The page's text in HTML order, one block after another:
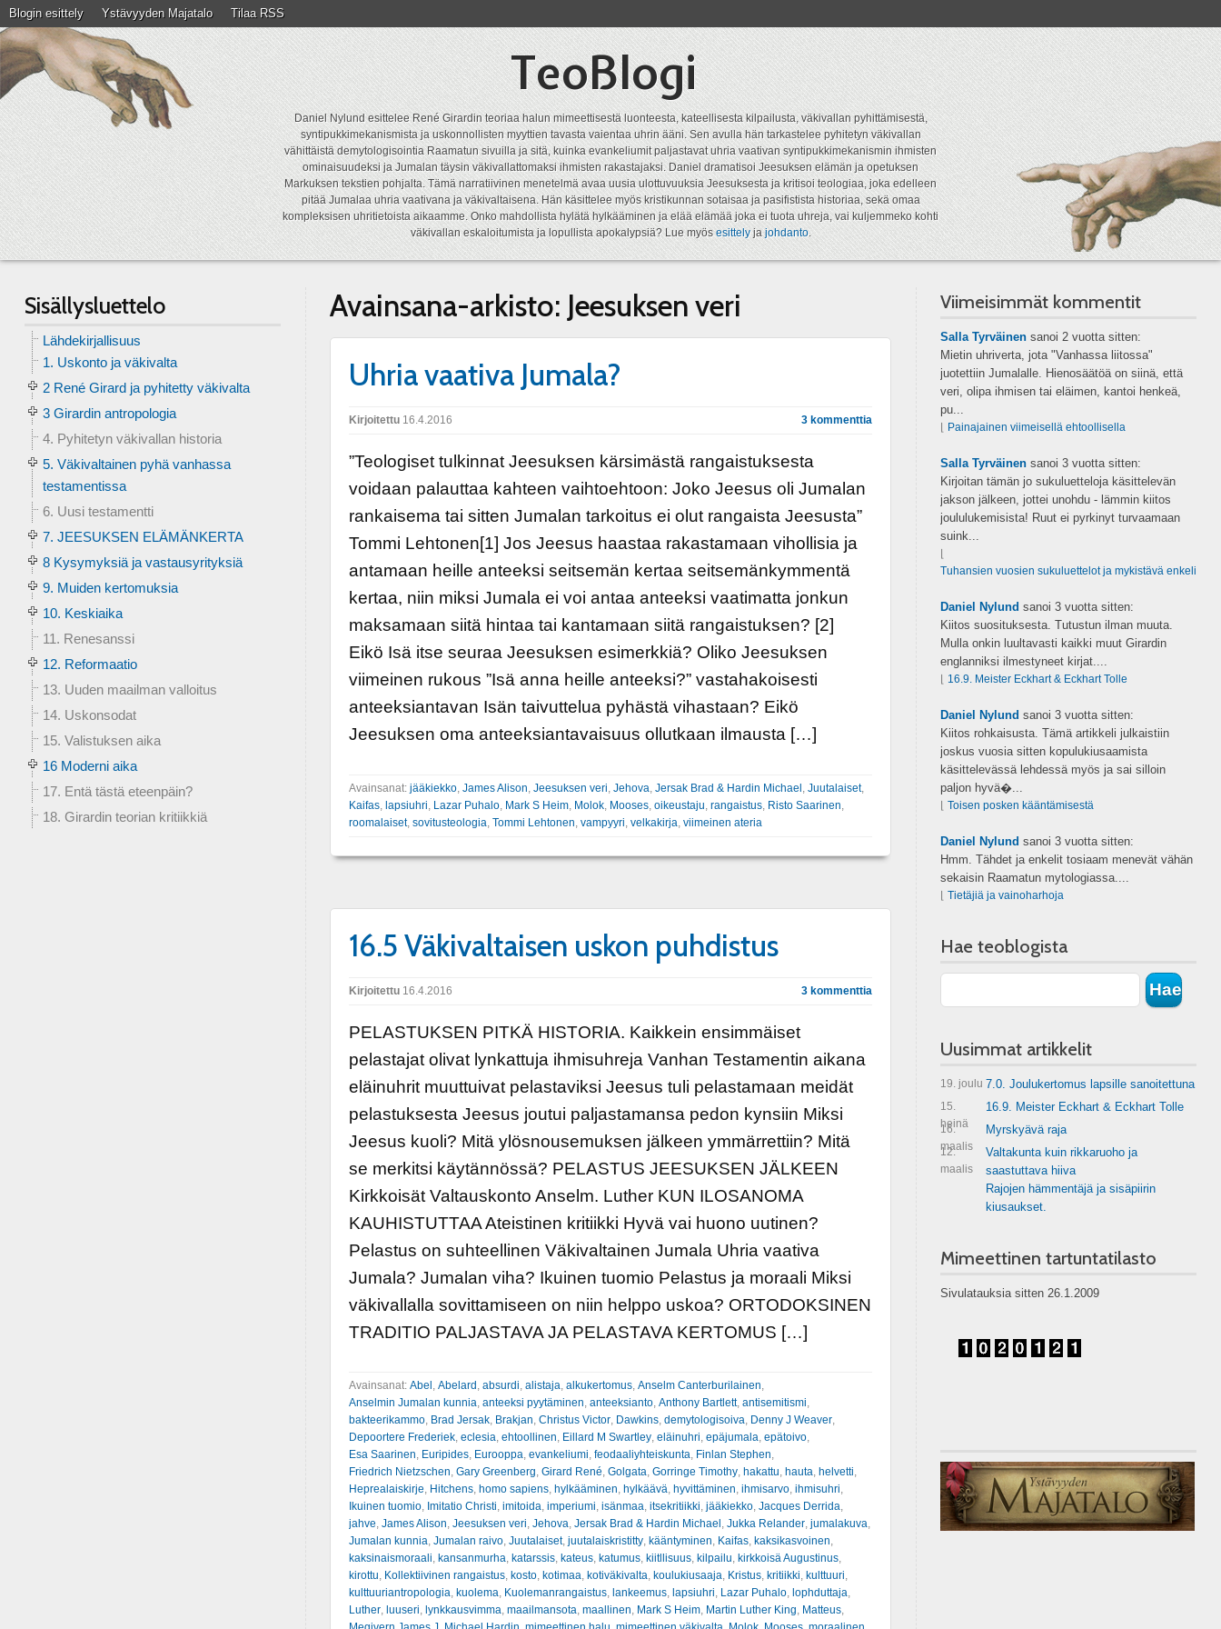
Blogin esittely Ystävyyden Majatalo Tilaa RSS
TeoBlogi
Daniel Nylund esittelee René Girardin teoriaa halun mimeettisestä luonteesta, kateellisesta kilpailusta, väkivallan pyhittämisestä,
syntipukkimekanismista ja uskonnollisten myyttien tavasta vaientaa uhrin ääni. Sen avulla hän tarkastelee pyhitetyn väkivallan
vähittäistä demytologisointia Raamatun sivuilla ja sitä, kuinka evankeliumit paljastavat uhria vaativan syntipukkimekanismin ihmisten
ominaisuudeksi ja Jumalan täysin väkivallattomaksi ihmisten rakastajaksi. Daniel dramatisoi Jeesuksen elämän ja opetuksen
Markuksen tekstien pohjalta. Tämä narratiivinen menetelmä avaa uusia ulottuvuuksia Jeesuksesta ja kritisoi teologiaa, joka edelleen
pitää Jumalaa uhria vaativana ja väkivaltaisena. Hän käsittelee myös kristikunnan sotaisaa ja pasifistista historiaa, sekä omaa
kompleksisen uhritietoista aikaamme. Onko mahdollista hylätä hylkääminen ja elää elämää joka ei tuota uhreja, vai kuljemmeko kohti
väkivallan eskaloitumista ja lopullista apokalypsiä? Lue myösesittelyjajohdanto.
Avainsana-arkisto: Jeesuksen veri
Uhria vaativa Jumala?
Kirjoitettu16.4.2016 3 kommenttia
”Teologiset tulkinnat Jeesuksen kärsimästä rangaistuksesta
voidaan palauttaa kahteen vaihtoehtoon: Joko Jeesus oli Jumalan
rankaisema tai sitten Jumalan tarkoitus ei olut rangaista Jeesusta”
Tommi Lehtonen[1] Jos Jeesus haastaa rakastamaan vihollisia ja
antamaan heille anteeksi seitsemän kertaa seitsemänkymmentä
kertaa, niin miksi Jumala ei voi antaa anteeksi vaatimatta jonkun
maksamaan siitä hintaa tai kantamaan siitä rangaistuksen? [2]
Eikö Isä itse seuraa Jeesuksen esimerkkiä? Oliko Jeesuksen
viimeinen rukous ”Isä anna heille anteeksi?” vastahakoisesti
anteeksiantavan Isän taivuttelua pyhästä vihastaan? Eikö
Jeesuksen oma anteeksiantavaisuus ollutkaan ilmausta […]
Avainsanat: jääkiekko, James Alison Jeesuksen veri Jehova Jersak Brad & Hardin Michael Juutalaiset,
Kaifas, lapsiuhri Lazar Puhalo, Mark S Heim, Molok, Mooses, oikeustaju rangaistus, Risto Saarinen
roomalaiset, sovitusteologia Tommi Lehtonen vampyyri velkakirja viimeinen ateria
16.5 Väkivaltaisen uskon puhdistus
Kirjoitettu16.4.2016 3 kommenttia
PELASTUKSEN PITKÄ HISTORIA. Kaikkein ensimmäiset
pelastajat olivat lynkattuja ihmisuhreja Vanhan Testamentin aikana
eläinuhrit muuttuivat pelastaviksi Jeesus tuli pelastamaan meidät
pelastuksesta Jeesus joutui paljastamansa pedon kynsiin Miksi
Jeesus kuoli? Mitä ylösnousemuksen jälkeen ymmärrettiin? Mitä
se merkitsi käytännössä? PELASTUS JEESUKSEN JÄLKEEN
Kirkkoisät Valtauskonto Anselm. Luther KUN ILOSANOMA
KAUHISTUTTAA Ateistinen kritiikki Hyvä vai huono uutinen?
Pelastus on suhteellinen Väkivaltainen Jumala Uhria vaativa
Jumala? Jumalan viha? Ikuinen tuomio Pelastus ja moraali Miksi
väkivallalla sovittamiseen on niin helppo uskoa? ORTODOKSINEN
TRADITIO PALJASTAVA JA PELASTAVA KERTOMUS […]
Avainsanat: Abel , Abelard , absurdi, alistaja, alkukertomus, Anselm Canterburilainen,
Anselmin Jumalan kunnia, anteeksi pyytäminen, anteeksianto, Anthony Bartlett, antisemitismi,
bakteerikammo, Brad Jersak, Brakjan, Christus Victor, Dawkins, demytologisoiva, Denny J Weaver,
Depoortere Frederiek, eclesia, ehtoollinen, Eillard M Swartley, eläinuhri, epäjumala, epätoivo,
Esa Saarinen, Euripides, Eurooppa, evankeliumi, feodaaliyhteiskunta, Finlan Stephen,
Friedrich Nietzschen, Gary Greenberg, Girard René, Golgata, Gorringe Timothy, hakattu, hauta, helvetti,
Heprealaiskirje, Hitchens, homo sapiens, hylkääminen, hylkäävä, hyvittäminen, ihmisarvo, ihmisuhri,
Ikuinen tuomio, Imitatio Christi, imitoida, imperiumi, isänmaa, itsekritiikki, jääkiekko, Jacques Derrida,
jahve, James Alison, Jeesuksen veri, Jehova, Jersak Brad & Hardin Michael , Jukka Relander, jumalakuva,
Jumalan kunnia, Jumalan raivo, Juutalaiset, juutalaiskristitty, kääntyminen, Kaifas, kaksikasvoinen,
kaksinaismoraali, kansanmurha, katarssis, kateus, katumus, kiitllisuus, kilpailu, kirkkoisä Augustinus,
kirottu, Kollektiivinen rangaistus, kosto, kotimaa, kotiväkivalta, koulukiusaaja, Kristus, kritiikki, kulttuuri,
kulttuuriantropologia, kuolema, Kuolemanrangaistus, lankeemus, lapsiuhri, Lazar Puhalo, lophduttaja,
Luther, luuseri, lynkkausvimma, maailmansota, maallinen, Mark S Heim, Martin Luther King, Matteus,
Sisällysluettelo
Lähdekirjallisuus
1. Uskonto ja väkivalta
2 René Girard ja pyhitetty väkivalta
3 Girardin antropologia
4. Pyhitetyn väkivallan historia
5. Väkivaltainen pyhä vanhassa
testamentissa
6. Uusi testamentti
7. JEESUKSEN ELÄMÄNKERTA
8 Kysymyksiä ja vastausyrityksiä
9. Muiden kertomuksia
10. Keskiaika
11. Renesanssi
12. Reformaatio
13. Uuden maailman valloitus
14. Uskonsodat
15. Valistuksen aika
16 Moderni aika
17. Entä tästä eteenpäin?
18. Girardin teorian kritiikkiä
Viimeisimmät kommentit
Salla Tyrväinensanoi 2 vuotta sitten:
Mietin uhriverta, jota "Vanhassa liitossa"
juotettiin Jumalalle. Hienosäätöä on siinä, että
veri, olipa ihmisen tai eläimen, kantoi henkeä,
pu...
Painajainen viimeisellä ehtoollisella
Salla Tyrväinensanoi 3 vuotta sitten:
Kirjoitan tämän jo sukuluetteloja käsittelevän
jakson jälkeen, jottei unohdu - lämmin kiitos
joululukemisista! Ruut ei pyrkinyt turvaamaan
suink...
Tuhansien vuosien sukuluettelot ja mykistävä enkeli
Daniel Nylund sanoi 3 vuotta sitten:
Kiitos suosituksesta. Tutustun ilman muuta.
Mulla onkin luultavasti kaikki muut Girardin
englanniksi ilmestyneet kirjat....
16.9. Meister Eckhart & Eckhart Tolle
Daniel Nylund sanoi 3 vuotta sitten:
Kiitos rohkaisusta. Tämä artikkeli julkaistiin
joskus vuosia sitten kopulukiusaamista
käsittelevässä lehdessä myös ja sai silloin
paljon hyvä�...
Toisen posken kääntämisestä
Daniel Nylund sanoi 3 vuotta sitten:
Hmm. Tähdet ja enkelit tosiaam menevät vähän
sekaisin Raamatun mytologiassa....
Tietäjiä ja vainoharhoja
Hae teoblogista
Uusimmat artikkelit
19. joulu 7.0. Joulukertomus lapsille sanoitettuna
15.
heinä
16.9. Meister Eckhart & Eckhart Tolle
16.
maalis
Myrskyävä raja
12.
maalis
Valtakunta kuin rikkaruoho ja
saastuttava hiiva
Rajojen hämmentäjä ja sisäpiirin
kiusaukset.
Mimeettinen tartuntatilasto
Sivulatauksia sitten 26.1.2009